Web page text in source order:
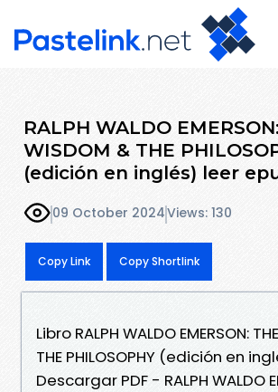
RALPH WALDO
WISDOM & THE
(edición en inglés) leer
09 October 2024Views: 130
Copy Link Copy Shortlink
Libro RALPH WALDO EMERSON:
THE PHILOSOPHY (edición en
Descargar PDF - RALPH WALDO